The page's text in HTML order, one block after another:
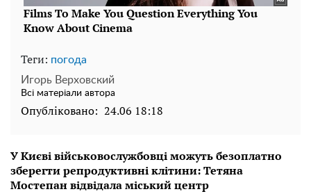
Теги: погода
Игорь Верховский
Всі матеріали автора
Опубліковано: 24.06 18:18
У Києві військовослужбовці можуть безоплатно
зберегти репродуктивні клітини: Тетяна
Мостепан відвідала міський центр